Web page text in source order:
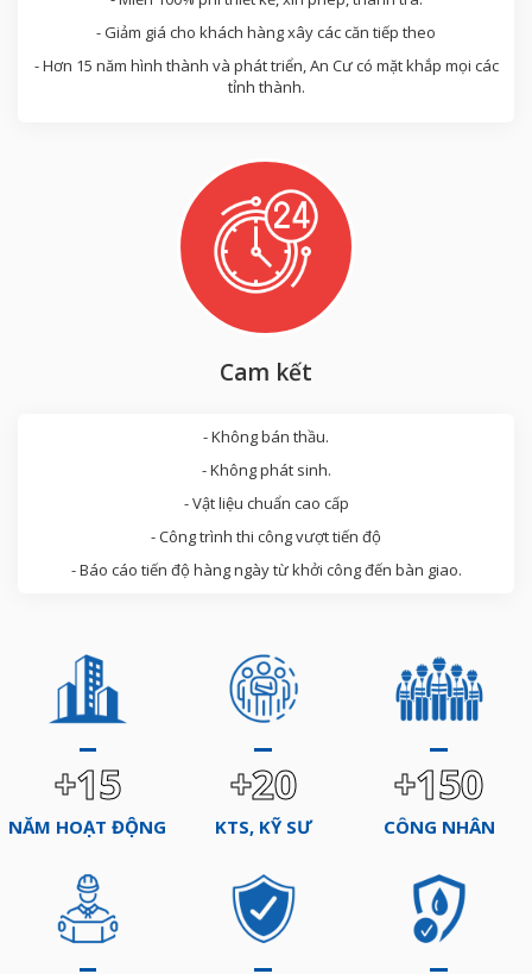
- Giảm giá cho khách hàng xây các căn tiếp theo
- Hơn 15 năm hình thành và phát triển, An Cư có mặt khắp mọi các
tỉnh thành.
Cam kết
- Không bán thầu.
- Không phát sinh.
- Vật liệu chuẩn cao cấp
- Công trình thi công vượt tiến độ
- Báo cáo tiến độ hàng ngày từ khởi công đến bàn giao.
+15
NĂM HOẠT ĐỘNG
+20
KTS, KỸ SƯ
+150
CÔNG NHÂN